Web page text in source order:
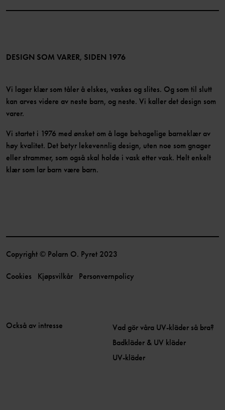
Bli medlem
DESIGN SOM VARER, SIDEN 1976
Vi lager klær som tåler å elskes, vaskes og slites. Og som til slutt
kan arves videre av neste barn, og neste. Vi kaller det design som
varer.
Vi startet i 1976 med ønsket om å lage behagelige barneklær av
høy kvalitet. Det betyr lekevennlig design, uten noe som gnager
eller strammer, som også skal holde i vask etter vask. Helt enkelt
klær som lar barn være barn.
Copyright © Polarn O. Pyret 2023
Cookies Kjøpsvilkår Personvernpolicy
Också av intresse
Vad gör våra UV-kläder så bra?
Badkläder & UV kläder
UV-kläder